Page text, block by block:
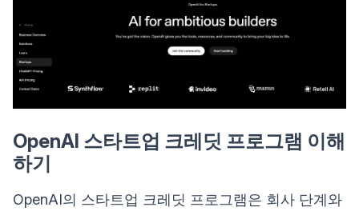
OpenAI 스타트업 크레딧 프로그램 이해
하기
OpenAI의 스타트업 크레딧 프로그램은 회사 단계와